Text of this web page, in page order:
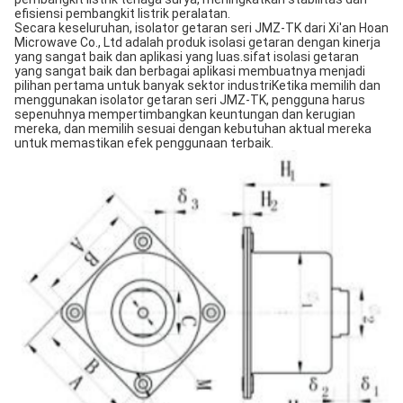
efisiensi pembangkit listrik peralatan.
Secara keseluruhan, isolator getaran seri JMZ-TK dari Xi'an Hoan
Microwave Co., Ltd adalah produk isolasi getaran dengan kinerja
yang sangat baik dan aplikasi yang luas.sifat isolasi getaran
yang sangat baik dan berbagai aplikasi membuatnya menjadi
pilihan pertama untuk banyak sektor industriKetika memilih dan
menggunakan isolator getaran seri JMZ-TK, pengguna harus
sepenuhnya mempertimbangkan keuntungan dan kerugian
mereka, dan memilih sesuai dengan kebutuhan aktual mereka
untuk memastikan efek penggunaan terbaik.